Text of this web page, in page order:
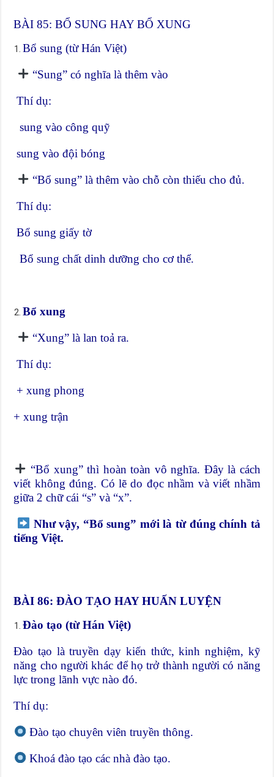
BÀI 85: BỔ SUNG HAY BỔ XUNG
Bổ sung (từ Hán Việt)
“Sung” có nghĩa là thêm vào
Thí dụ:
sung vào công quỹ
sung vào đội bóng
“Bổ sung” là thêm vào chỗ còn thiếu cho đủ.
Thí dụ:
Bổ sung giấy tờ
Bổ sung chất dinh dưỡng cho cơ thể.
Bổ xung
“Xung” là lan toả ra.
Thí dụ:
+ xung phong
+ xung trận
“Bổ xung” thì hoàn toàn vô nghĩa. Đây là cách
viết không đúng. Có lẽ do đọc nhầm và viết nhầm
giữa 2 chữ cái “s” và “x”.
Như vậy, “Bổ sung” mới là từ đúng chính tả
tiếng Việt.
BÀI 86: ĐÀO TẠO HAY HUẤN LUYỆN
Đào tạo (từ Hán Việt)
Đào tạo là truyền dạy kiến thức, kinh nghiệm, kỹ
năng cho người khác để họ trở thành người có năng
lực trong lãnh vực nào đó.
Thí dụ:
Đào tạo chuyên viên truyền thông.
Khoá đào tạo các nhà đào tạo.